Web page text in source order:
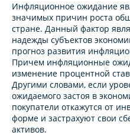
Инфляционное ожидание
значимых причин роста
стране. Данный фактор
надежды субъектов
прогноз развития
Причем инфляционные
изменение процентной
Другими словами, если
ожидаемого застоя в
покупатели откажутся от
форме и застрахуют свои
активов.